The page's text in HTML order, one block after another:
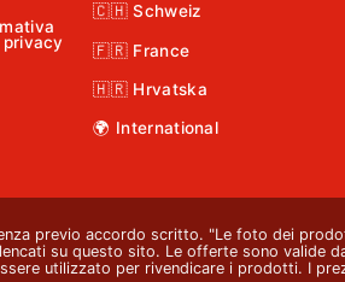
privacy
🇨🇭 Schweiz
🇫🇷 France
🇭🇷 Hrvatska
🌍 International
previo accordo scritto. "Le foto dei
su questo sito. Le offerte sono valide
utilizzato per rivendicare i prodotti. I